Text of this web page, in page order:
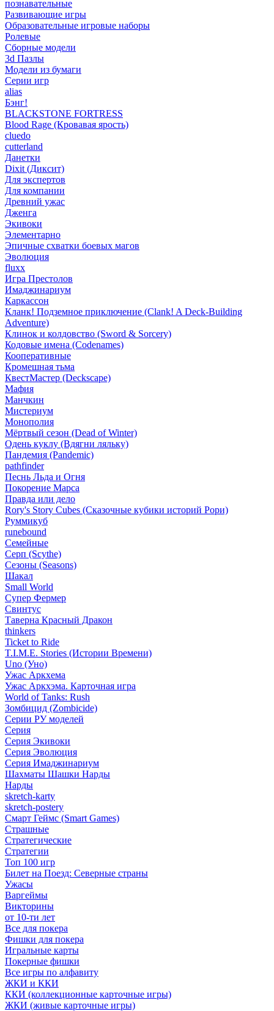
познавательные
Развивающие игры
Образовательные игровые наборы
Ролевые
Сборные модели
3d Пазлы
Модели из бумаги
Серии игр
alias
Бэнг!
BLACKSTONE FORTRESS
Blood Rage (Кровавая ярость)
cluedo
cutterland
Данетки
Dixit (Диксит)
Для экспертов
Для компании
Древний ужас
Дженга
Экивоки
Элементарно
Эпичные схватки боевых магов
Эволюция
fluxx
Игра Престолов
Имаджинариум
Каркассон
Кланк! Подземное приключение (Clank! A Deck-Building
Adventure)
Клинок и колдовство (Sword & Sorcery)
Кодовые имена (Codenames)
Кооперативные
Кромешная тьма
КвестМастер (Deckscape)
Мафия
Манчкин
Мистериум
Монополия
Мёртвый сезон (Dead of Winter)
Одень куклу (Вдягни ляльку)
Пандемия (Pandemic)
pathfinder
Песнь Льда и Огня
Покорение Марса
Правда или дело
Rory's Story Cubes (Сказочные кубики историй Рори)
Руммикуб
runebound
Семейные
Серп (Scythe)
Сезоны (Seasons)
Шакал
Small World
Супер Фермер
Свинтус
Таверна Красный Дракон
thinkers
Ticket to Ride
T.I.M.E. Stories (Истории Времени)
Uno (Уно)
Ужас Аркхема
Ужас Аркхэма. Карточная игра
World of Tanks: Rush
Зомбицид (Zombicide)
Серии РУ моделей
Серия
Серия Экивоки
Серия Эволюция
Серия Имаджинариум
Шахматы Шашки Нарды
Нарды
skretch-karty
skretch-postery
Смарт Геймс (Smart Games)
Страшные
Стратегические
Стратегии
Топ 100 игр
Билет на Поезд: Северные страны
Ужасы
Варгеймы
Викторины
от 10-ти лет
Все для покера
Фишки для покера
Игральные карты
Покерные фишки
Все игры по алфавиту
ЖКИ и ККИ
ККИ (коллекционные карточные игры)
ЖКИ (живые карточные игры)